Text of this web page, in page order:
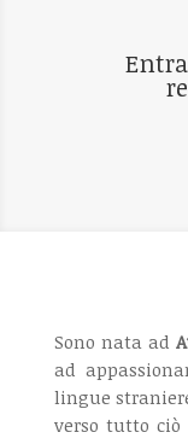
Sono nata ad
ad
lingue
verso tutto